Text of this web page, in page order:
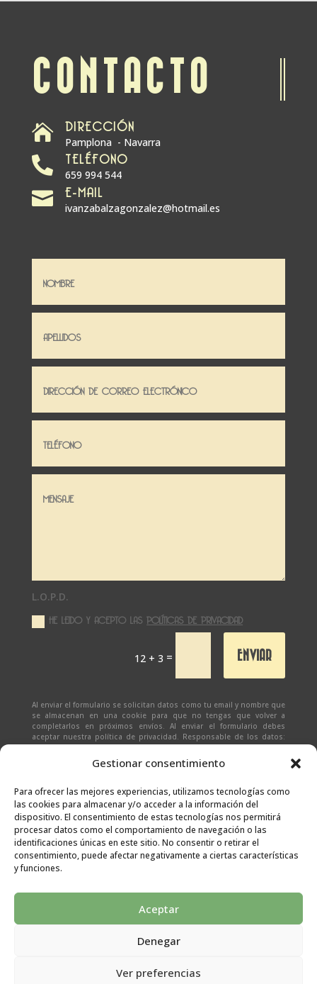
Gestionar consentimiento
Para ofrecer las mejores experiencias, utilizamos tecnologías como
las cookies para almacenar y/o acceder a la información del
dispositivo. El consentimiento de estas tecnologías nos permitirá
procesar datos como el comportamiento de navegación o las
identificaciones únicas en este sitio. No consentir o retirar el
consentimiento, puede afectar negativamente a ciertas características
y funciones.
Aceptar
Denegar
Ver preferencias
CONTACTO
 DIRECCIÓN
Pamplona - Navarra
 TELÉFONO
659 994 544
 E-MAIL
ivanzabalzagonzalez@hotmail.es
L.O.P.D.
HE LEIDO Y ACEPTO LASPOLÍTICAS DE PRIVACIDAD
12 + 3 = ENVIAR
Al enviar el formulario se solicitan datos como tu email y nombre que
se almacenan en una cookie para que no tengas que volver a
completarlos en próximos envíos. Al enviar el formulario debes
aceptar nuestra política de privacidad. Responsable de los datos:
Ivan Zabalza | Finalidad: responder a solicitudes del formulario |
Legitimación: Tu consentimiento expreso | Destinatario:
(datos almacenados sólo en cliente email) | Derechos: Tienes
y olvido de tus datos.
privacidad|Cookies